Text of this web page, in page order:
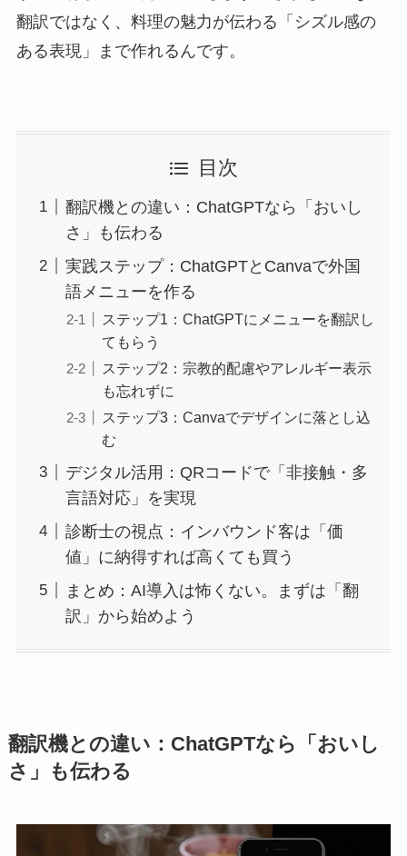
翻訳ではなく、料理の魅力が伝わる「シズル感の
ある表現」まで作れるんです。
目次
翻訳機との違い：ChatGPTなら「おいし
さ」も伝わる
実践ステップ：ChatGPTとCanvaで外国
語メニューを作る
ステップ1：ChatGPTにメニューを翻訳し
てもらう
ステップ2：宗教的配慮やアレルギー表示
も忘れずに
ステップ3：Canvaでデザインに落とし込
む
デジタル活用：QRコードで「非接触・多
言語対応」を実現
診断士の視点：インバウンド客は「価
値」に納得すれば高くても買う
まとめ：AI導入は怖くない。まずは「翻
訳」から始めよう
翻訳機との違い：ChatGPTなら「おいし
さ」も伝わる